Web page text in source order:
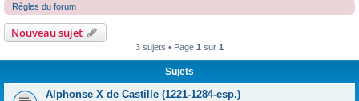
Règles du forum
Nouveau sujet
3 sujets • Page 1 sur 1
Sujets
Alphonse X de Castille (1221-1284-esp.)